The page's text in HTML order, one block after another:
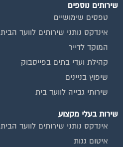
שירותים נוספים
טפסים שימושיים
אינדקס נותני שירותים לוועד הבית
המוקד לדייר
קהילת ועדי בתים בפייסבוק
שיפוץ בניינים
שירותי גבייה לוועד בית
שירות בעלי מקצוע
אינדקס נותני שירותים לוועד הבית
איטום גגות